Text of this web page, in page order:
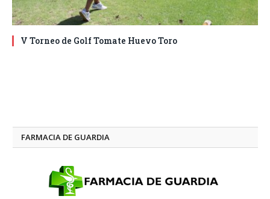
V Torneo de Golf Tomate Huevo Toro
FARMACIA DE GUARDIA